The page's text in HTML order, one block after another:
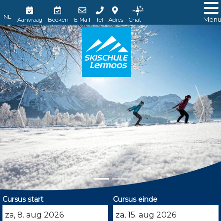
Aanvraag Boeken E-Mail Tel Adres Chat Menu
Cursus start Cursus einde